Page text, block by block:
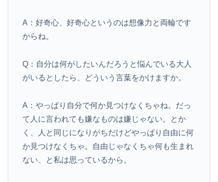
A：好奇心、好奇心というのは想像力と両輪です
からね。
Q：自分は何がしたいんだろうと悩んでいる大人
がいるとしたら、どういう言葉をかけますか。
A：やっぱり自分で何か見つけなくちゃね。だっ
て人に言われても嫌なものは嫌じゃない。とか
く、人と同じになりがちだけどやっぱり自由に何
か見つけなくちゃ。自由じゃなくちゃ何も生まれ
ない、と私は思っているから。